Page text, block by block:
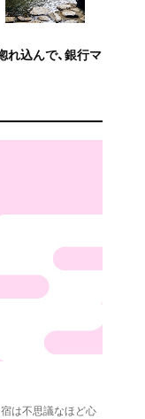
込んで、銀行マ
は不思議なほど心